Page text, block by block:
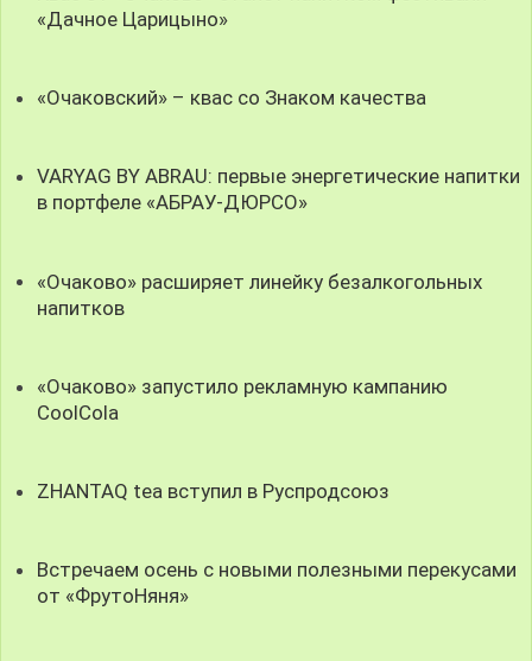
«Дачное Царицыно»
«Очаковский» – квас со Знаком качества
VARYAG BY ABRAU: первые энергетические напитки
в портфеле «АБРАУ-ДЮРСО»
«Очаково» расширяет линейку безалкогольных
напитков
«Очаково» запустило рекламную кампанию
CoolCola
ZHANTAQ tea вступил в Руспродсоюз
Встречаем осень с новыми полезными перекусами
от «ФрутоНяня»